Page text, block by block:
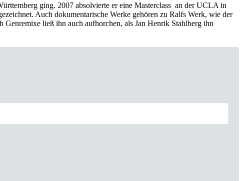
ging. 2007 absolvierte er eine Masterclass an der UCLA in
Auch dokumentarische Werke gehören zu Ralfs Werk, wie der
ließ ihn auch aufhorchen, als Jan Henrik Stahlberg ihn